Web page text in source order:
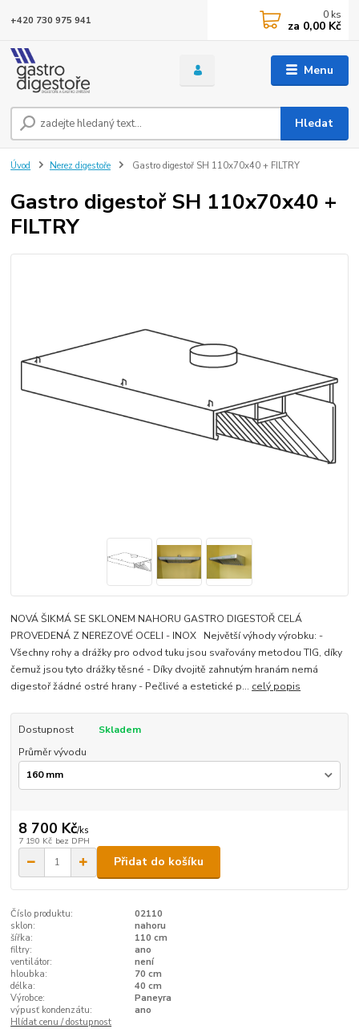
Menu
Hledat
+420 730 975 941 0 ks
za 0,00 Kč
Úvod Nerez digestoře Gastro digestoř SH 110x70x40 + FILTRY
Gastro digestoř SH 110x70x40 +
FILTRY
NOVÁ ŠIKMÁ SE SKLONEM NAHORU GASTRO DIGESTOŘ CELÁ
PROVEDENÁ Z NEREZOVÉ OCELI - INOX Největší výhody výrobku: -
Všechny rohy a drážky pro odvod tuku jsou svařovány metodou TIG, díky
čemuž jsou tyto drážky těsné - Díky dvojitě zahnutým hranám nemá
digestoř žádné ostré hrany - Pečlivé a estetické p... celý popis
Dostupnost
Skladem
Průměr vývodu
8 700 Kč/ks
7 190 Kč bez DPH
Přidat do košíku
Číslo produktu:
02110
sklon:
nahoru
šířka:
110 cm
filtry:
ano
ventilátor:
není
hloubka:
70 cm
délka:
40 cm
Výrobce:
Paneyra
výpusť kondenzátu:
ano
Hlídat cenu / dostupnost